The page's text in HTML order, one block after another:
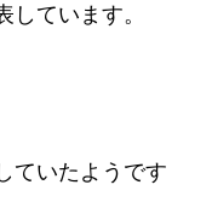
ています。
ていたようです